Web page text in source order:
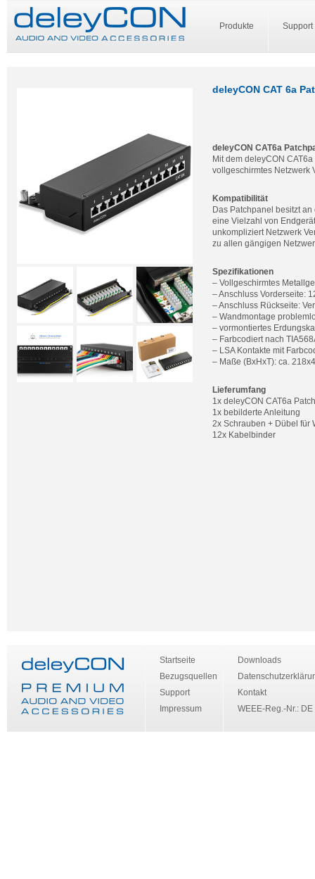
Produkte Support
deleyCON CAT 6a
deleyCON CAT6a
Mit dem deleyCON
vollgeschirmtes Netzwerk
Kompatibilität
Das Patchpanel besitzt
eine Vielzahl von
unkompliziert Netzwerk
zu allen gängigen
Spezifikationen
– Vollgeschirmtes
– Anschluss Vorderseite:
– Anschluss Rückseite:
– Wandmontage
– vormontiertes
– Farbcodiert nach
– LSA Kontakte mit
– Maße (BxHxT): ca.
Lieferumfang
1x deleyCON CAT6a
1x bebilderte Anleitung
2x Schrauben + Dübel für
12x Kabelbinder
Startseite
Bezugsquellen
Support
Impressum
Downloads
Kontakt
WEEE-Reg.-Nr.: